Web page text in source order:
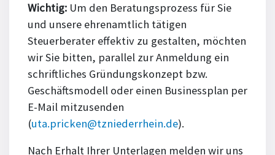
Wichtig: Um den Beratungsprozess für Sie
und unsere ehrenamtlich tätigen
Steuerberater effektiv zu gestalten, möchten
wir Sie bitten, parallel zur Anmeldung ein
schriftliches Gründungskonzept bzw.
Geschäftsmodell oder einen Businessplan per
E-Mail mitzusenden
(uta.pricken@tzniederrhein.de).
Nach Erhalt Ihrer Unterlagen melden wir uns